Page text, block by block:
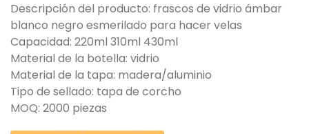
Descripción del producto: frascos de vidrio ámbar
blanco negro esmerilado para hacer velas
Capacidad: 220ml 310ml 430ml
Material de la botella: vidrio
Material de la tapa: madera/aluminio
Tipo de sellado: tapa de corcho
MOQ: 2000 piezas